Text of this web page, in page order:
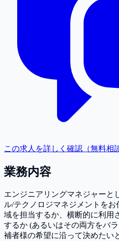
この求人を詳しく確認（無料相
業務内容
エンジニアリングマネジャーと
ル/テクノロジマネジメントを
域を担当するか、横断的に利用
するか (あるいはその両方をバ
補者様の希望に沿って決めたい